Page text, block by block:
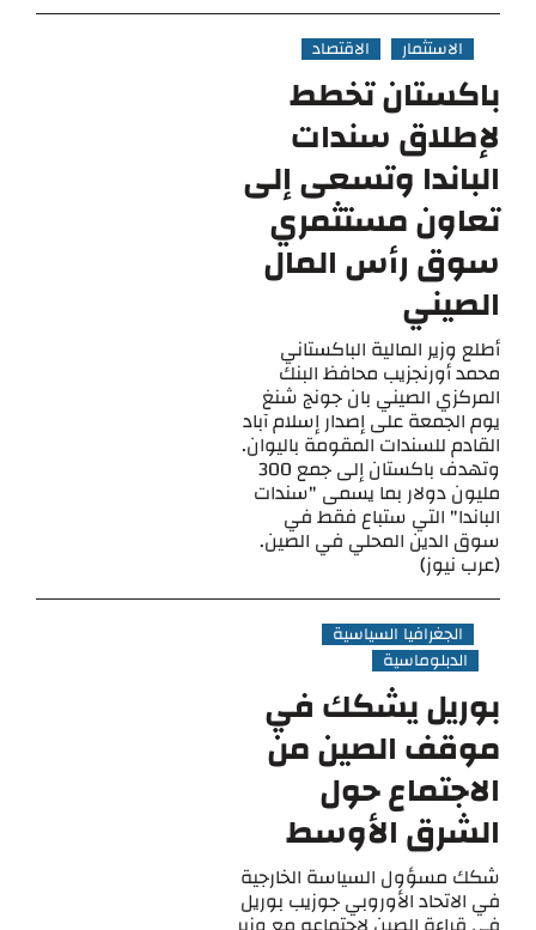
الاستثمار الاقتصاد
باكستان تخطط
لإطلاق سندات
الباندا وتسعى إلى
تعاون مستثمري
سوق رأس المال
الصيني
أطلع وزير المالية الباكستاني
محمد أورنجزيب محافظ البنك
المركزي الصيني بان جونج شنغ
يوم الجمعة على إصدار إسلام آباد
القادم للسندات المقومة باليوان.
وتهدف باكستان إلى جمع 300
مليون دولار بما يسمى "سندات
الباندا" التي ستباع فقط في
سوق الدين المحلي في الصين.
(عرب نيوز)
الجغرافيا السياسية
الدبلوماسية
بوريل يشكك في
موقف الصين من
الاجتماع حول
الشرق الأوسط
شكك مسؤول السياسة الخارجية
في الاتحاد الأوروبي جوزيب بوريل